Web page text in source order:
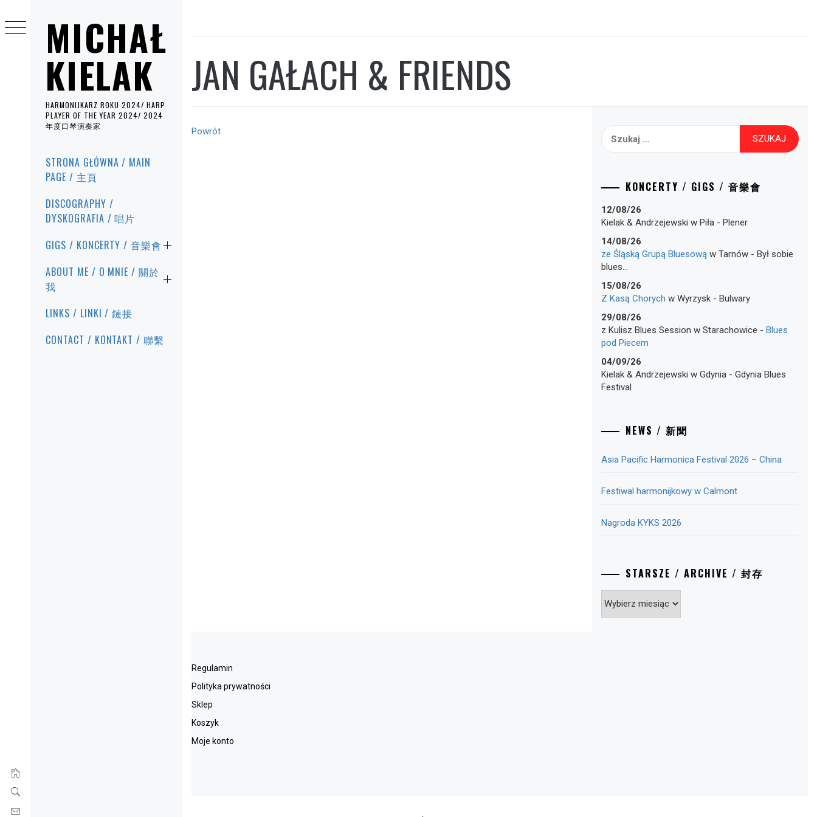
MICHAŁ
KIELAK
HARMONIJKARZ ROKU 2024/ HARP
PLAYER OF THE YEAR 2024/ 2024
年度口琴演奏家
główneSTRONA GŁÓWNA / MAIN
PAGE / 主頁
DISCOGRAPHY /
DYSKOGRAFIA / 唱片
GIGS / KONCERTY / 音樂會
ABOUT ME / O MNIE / 關於
我
LINKS / LINKI / 鏈接
CONTACT / KONTAKT / 聯繫
treści
JAN GAŁACH & FRIENDS
Powrót
KONCERTY / GIGS / 音樂會
12/08/26
Kielak & Andrzejewski w Piła - Plener
14/08/26
ze Śląską Grupą Bluesową w Tarnów - Był sobie
blues…
15/08/26
Z Kasą Chorych w Wyrzysk - Bulwary
29/08/26
z Kulisz Blues Session w Starachowice - Blues
pod Piecem
04/09/26
Kielak & Andrzejewski w Gdynia - Gdynia Blues
Festival
NEWS / 新聞
Asia Pacific Harmonica Festival 2026 – China
Festiwal harmonijkowy w Calmont
Nagroda KYKS 2026
STARSZE / ARCHIVE / 封存
Archive
Regulamin
Polityka prywatności
Sklep
Koszyk
Moje konto